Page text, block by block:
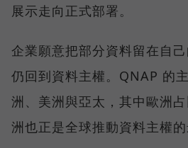
展示走向正式部署。
企業願意把部分資料留在自
仍回到資料主權。QNAP 的
洲、美洲與亞太，其中歐洲
洲也正是全球推動資料主權的